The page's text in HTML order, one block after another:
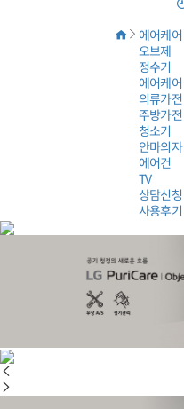
에어케어
오브제
정수기
에어케어
의류가전
주방가전
청소기
안마의자
에어컨
TV
상담신청
사용후기